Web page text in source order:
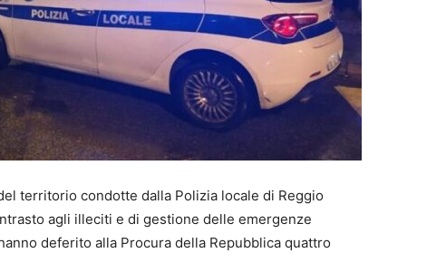
territorio condotte dalla Polizia locale di Reggio
agli illeciti e di gestione delle emergenze
deferito alla Procura della Repubblica quattro